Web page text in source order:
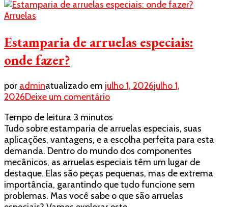
Arruelas
Estamparia de arruelas especiais:
onde fazer?
por adminatualizado em julho 1, 2026julho 1,
2026Deixe um comentárioem
de
arruelas
especiais:
onde
fazer?
Tempo de leitura 3 minutos
Tudo sobre estamparia de arruelas especiais, suas
aplicações, vantagens, e a escolha perfeita para esta
demanda. Dentro do mundo dos componentes
mecânicos, as arruelas especiais têm um lugar de
destaque. Elas são peças pequenas, mas de extrema
importância, garantindo que tudo funcione sem
problemas. Mas você sabe o que são arruelas